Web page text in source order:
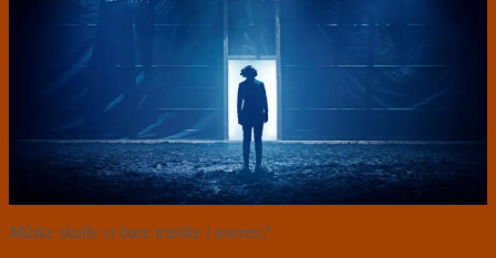
Måske skulle vi bare trække i snoren?